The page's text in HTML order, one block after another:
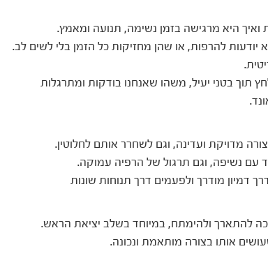
היא מרגישה בזמן נשימה, תנועה ומאמץ.
להרפות, או שהן מחזיקות כל הזמן בלי לשים לב.
תוך בטני יעיל, משהו שאנחנו בודקות ומתרגלות
מדויקת ועדינה, וגם לשחרר אותם לחלוטין.
עם נשיפה, וגם תרגול של הרפיה עמוקה.
דמיון מודרך ולפעמים דרך תנוחות שונות
להתארך ולהימתח, במיוחד בשלב יציאת הראש.
אותו בצורה מותאמת ונכונה.